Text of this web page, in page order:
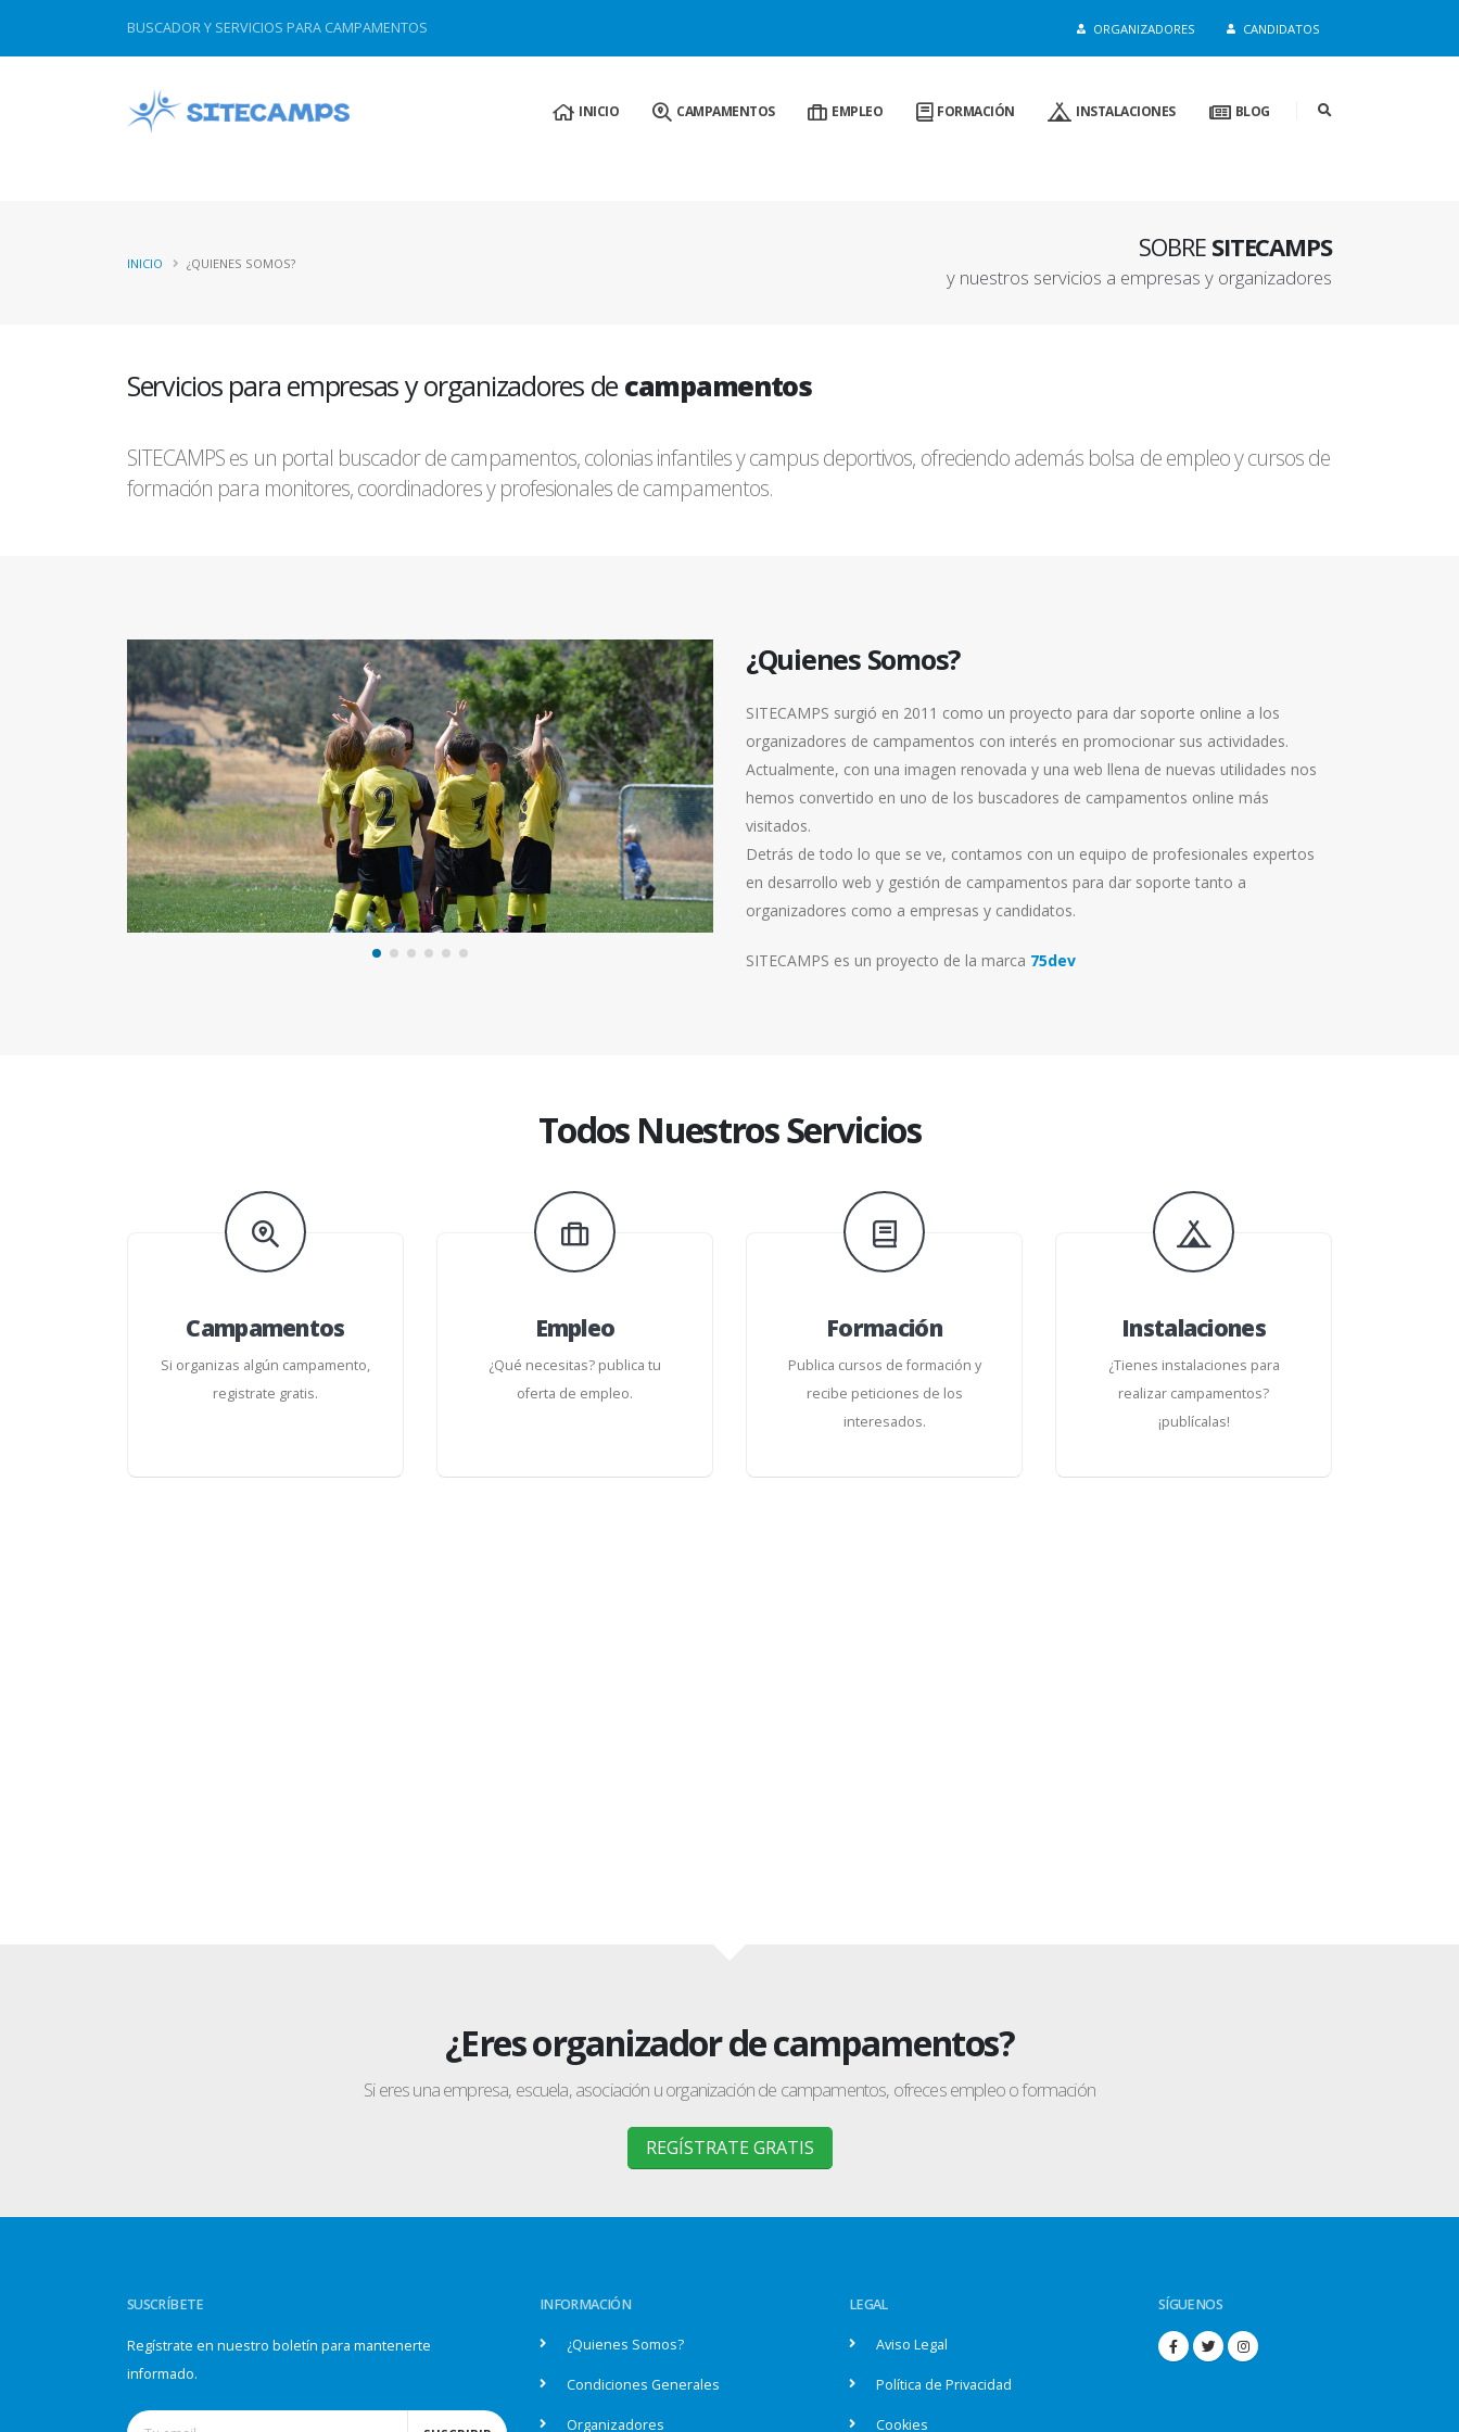
BUSCADOR Y SERVICIOS PARA CAMPAMENTOS ORGANIZADORES CANDIDATOS
INICIO CAMPAMENTOS EMPLEO FORMACIÓN INSTALACIONES BLOG
SOBRE SITECAMPS
y nuestros servicios a empresas y organizadores
INICIO ¿QUIENES SOMOS?
Servicios para empresas y organizadores decampamentos
SITECAMPS es un portal buscador de campamentos, colonias infantiles y campus deportivos, ofreciendo además bolsa de empleo y cursos de
formación para monitores, coordinadores y profesionales de campamentos.
¿Quienes Somos?
SITECAMPS surgió en 2011 como un proyecto para dar soporte online a los
organizadores de campamentos con interés en promocionar sus actividades.
Actualmente, con una imagen renovada y una web llena de nuevas utilidades nos
hemos convertido en uno de los buscadores de campamentos online más
visitados.
Detrás de todo lo que se ve, contamos con un equipo de profesionales expertos
en desarrollo web y gestión de campamentos para dar soporte tanto a
organizadores como a empresas y candidatos.
SITECAMPS es un proyecto de la marca 75dev
Todos Nuestros Servicios
Campamentos
Si organizas algún campamento,
registrate gratis.
Empleo
¿Qué necesitas? publica tu
oferta de empleo.
Formación
Publica cursos de formación y
recibe peticiones de los
interesados.
Instalaciones
¿Tienes instalaciones para
realizar campamentos?
¡publícalas!
¿Eres organizador de campamentos?
Si eres una empresa, escuela, asociación u organización de campamentos, ofreces empleo o formación
REGÍSTRATE GRATIS
SUSCRÍBETE
Regístrate en nuestro boletín para mantenerte
informado.
INFORMACIÓN
¿Quienes Somos?
Condiciones Generales
Organizadores
LEGAL
Aviso Legal
Política de Privacidad
Cookies
SÍGUENOS